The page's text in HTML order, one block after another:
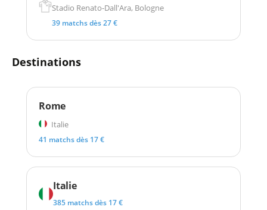
Stadio Renato-Dall'Ara, Bologne
39 matchs dès 27 €
Destinations
Rome
Italie
41 matchs dès 17 €
Italie
385 matchs dès 17 €